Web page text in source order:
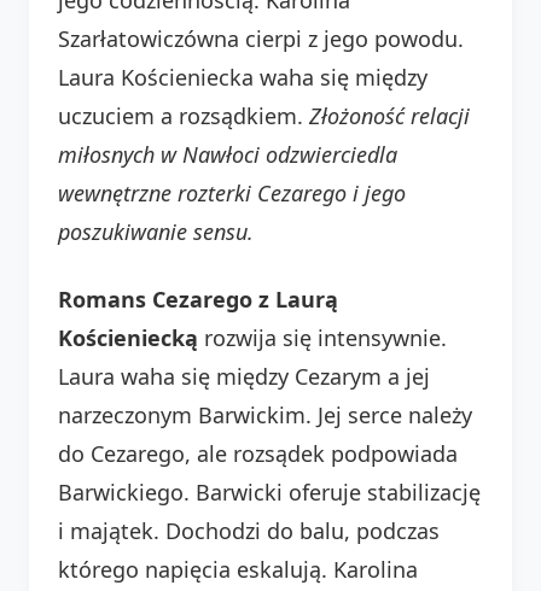
Szarłatowiczówna cierpi z jego powodu.
Laura Kościeniecka waha się między
uczuciem a rozsądkiem. Złożoność relacji
miłosnych w Nawłoci odzwierciedla
wewnętrzne rozterki Cezarego i jego
poszukiwanie sensu.
Romans Cezarego z Laurą
Kościeniecką rozwija się intensywnie.
Laura waha się między Cezarym a jej
narzeczonym Barwickim. Jej serce należy
do Cezarego, ale rozsądek podpowiada
Barwickiego. Barwicki oferuje stabilizację
i majątek. Dochodzi do balu, podczas
którego napięcia eskalują. Karolina